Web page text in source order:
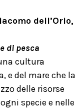
dell’Orio,
di pesca
cultura
e del mare che la
delle risorse
specie e nelle